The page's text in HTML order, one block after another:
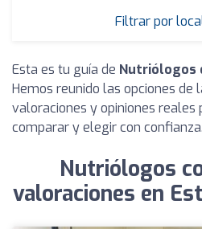
Filtrar por
Esta es tu guía de Nutriólogos
Hemos reunido las opciones de
valoraciones y opiniones reales
comparar y elegir con confianza.
Nutriólogos
valoraciones en